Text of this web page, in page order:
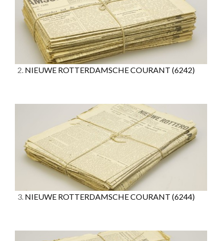
2. NIEUWE ROTTERDAMSCHE COURANT (6242)
3. NIEUWE ROTTERDAMSCHE COURANT (6244)